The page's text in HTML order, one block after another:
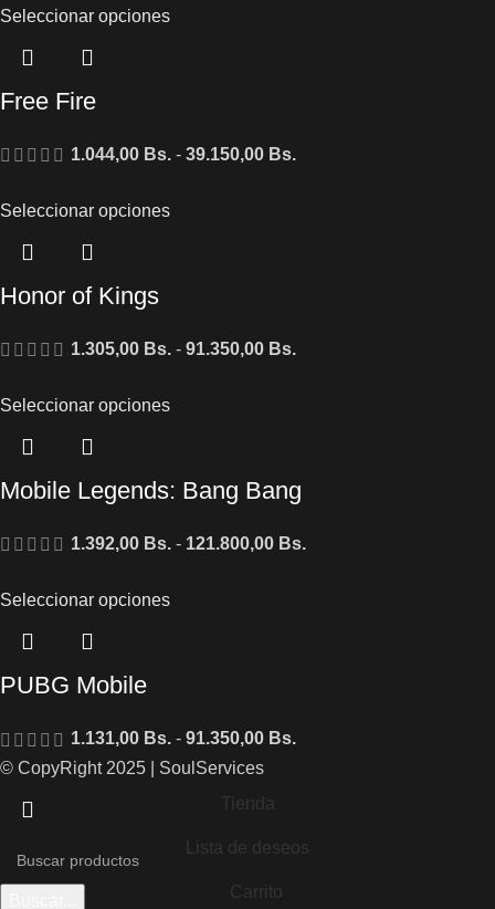
Seleccionar opciones
Free Fire
1.044,00 Bs. - 39.150,00 Bs.
Seleccionar opciones
Honor of Kings
1.305,00 Bs. - 91.350,00 Bs.
Seleccionar opciones
Mobile Legends: Bang Bang
1.392,00 Bs. - 121.800,00 Bs.
Seleccionar opciones
PUBG Mobile
1.131,00 Bs. - 91.350,00 Bs.
© CopyRight 2025 | SoulServices
Tienda
Lista de deseos
Carrito